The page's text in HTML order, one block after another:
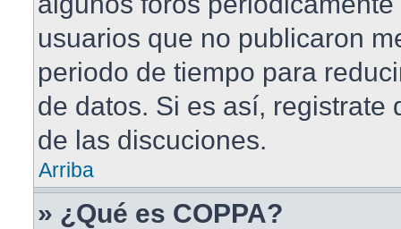
usuarios que no publicaron
periodo de tiempo para
de datos. Si es así, registrate
de las discuciones.
Arriba
» ¿Qué es COPPA?